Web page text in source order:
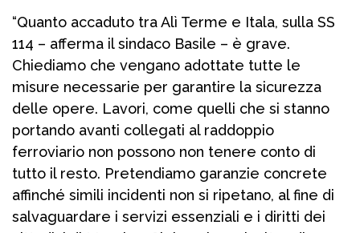
“Quanto accaduto tra Alì Terme e Itala, sulla SS
114 – afferma il sindaco Basile – è grave.
Chiediamo che vengano adottate tutte le
misure necessarie per garantire la sicurezza
delle opere. Lavori, come quelli che si stanno
portando avanti collegati al raddoppio
ferroviario non possono non tenere conto di
tutto il resto. Pretendiamo garanzie concrete
affinché simili incidenti non si ripetano, al fine di
salvaguardare i servizi essenziali e i diritti dei